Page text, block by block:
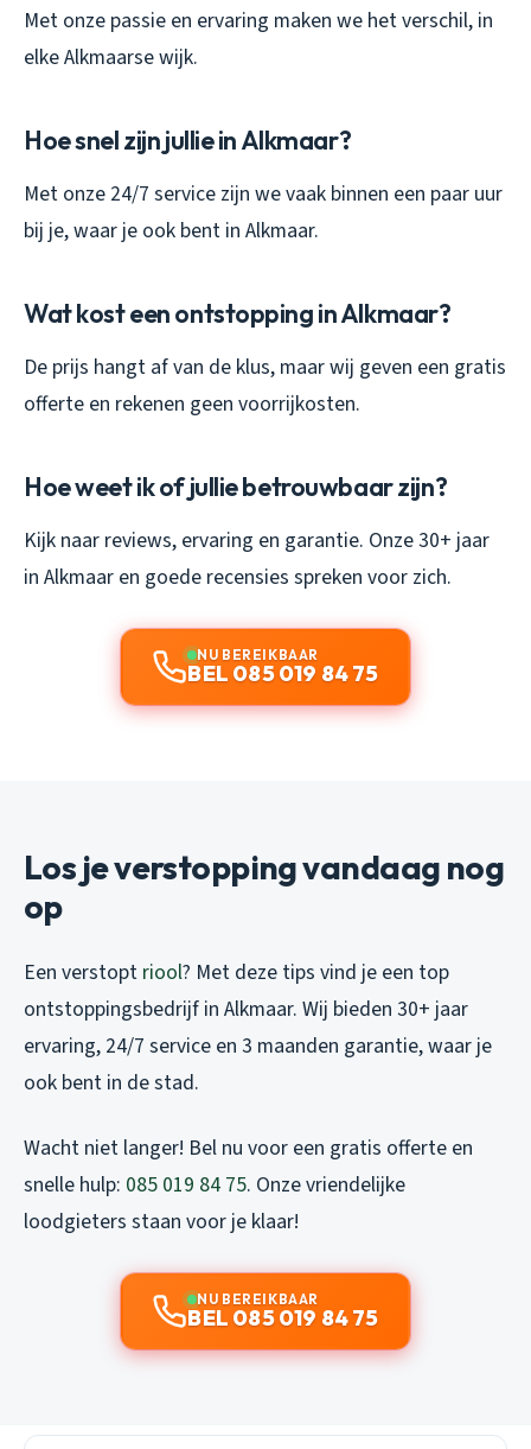
Met onze passie en ervaring maken we het verschil, in
elke Alkmaarse wijk.
Hoe snel zijn jullie in Alkmaar?
Met onze 24/7 service zijn we vaak binnen een paar uur
bij je, waar je ook bent in Alkmaar.
Wat kost een ontstopping in Alkmaar?
De prijs hangt af van de klus, maar wij geven een gratis
offerte en rekenen geen voorrijkosten.
Hoe weet ik of jullie betrouwbaar zijn?
Kijk naar reviews, ervaring en garantie. Onze 30+ jaar
in Alkmaar en goede recensies spreken voor zich.
NU BEREIKBAAR
BEL 085 019 84 75
Los je verstopping vandaag nog
op
Een verstopt riool? Met deze tips vind je een top
ontstoppingsbedrijf in Alkmaar. Wij bieden 30+ jaar
ervaring, 24/7 service en 3 maanden garantie, waar je
ook bent in de stad.
Wacht niet langer! Bel nu voor een gratis offerte en
snelle hulp: 085 019 84 75. Onze vriendelijke
loodgieters staan voor je klaar!
NU BEREIKBAAR
BEL 085 019 84 75